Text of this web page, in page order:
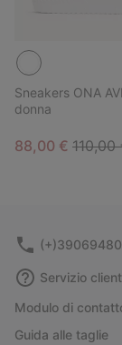
Sneakers ONA
donna
Sale price:
88,00 € 110,00
Servizio
Modulo di
Guida alle taglie